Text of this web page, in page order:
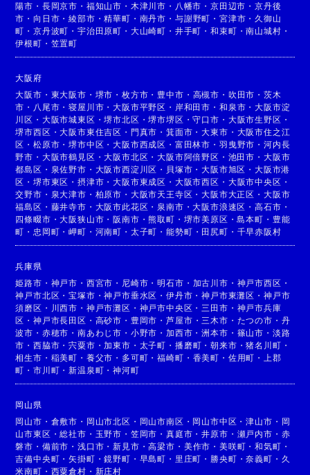
陽市 ・ 長岡京市 ・ 福知山市 ・ 木津川市 ・ 八幡市 ・京田辺市 ・京丹後
市 ・向日市 ・綾部市 ・精華町 ・ 南丹市 ・ 与謝野町 ・ 宮津市 ・ 久御山
町 ・京丹波町 ・宇治田原町 ・ 大山崎町 ・ 井手町 ・和束町 ・南山城村 ・
伊根町 ・ 笠置町
大阪府
大阪市 ・ 東大阪市 ・ 堺市 ・枚方市 ・ 豊中市 ・ 高槻市 ・ 吹田市 ・ 茨木
市 ・ 八尾市 ・寝屋川市 ・大阪市平野区 ・ 岸和田市 ・ 和泉市 ・大阪市淀
川区 ・ 大阪市城東区 ・堺市北区 ・堺市堺区 ・守口市 ・ 大阪市生野区 ・
堺市西区 ・大阪市東住吉区 ・ 門真市 ・箕面市 ・大東市 ・ 大阪市住之江
区 ・松原市 ・堺市中区 ・大阪市西成区 ・ 富田林市 ・ 羽曳野市 ・ 河内長
野市 ・ 大阪市鶴見区 ・大阪市北区 ・大阪市阿倍野区 ・ 池田市 ・ 大阪市
都島区 ・ 泉佐野市 ・ 大阪市西淀川区 ・ 貝塚市 ・大阪市旭区 ・大阪市港
区 ・堺市東区 ・摂津市 ・大阪市東成区 ・ 大阪市西区 ・ 大阪市中央区 ・
交野市 ・ 泉大津市 ・ 柏原市 ・ 大阪市天王寺区 ・大阪市大正区 ・ 大阪市
福島区 ・ 藤井寺市 ・ 大阪市此花区 ・ 泉南市 ・大阪市浪速区 ・高石市 ・
四條畷市 ・大阪狭山市 ・阪南市 ・熊取町 ・ 堺市美原区 ・島本町 ・ 豊能
町 ・ 忠岡町 ・岬町 ・ 河南町 ・ 太子町 ・能勢町 ・ 田尻町 ・ 千早赤阪村
兵庫県
姫路市 ・ 神戸市 ・ 西宮市 ・ 尼崎市 ・明石市 ・ 加古川市 ・ 神戸市西区 ・
神戸市北区 ・宝塚市 ・神戸市垂水区 ・伊丹市 ・神戸市東灘区 ・ 神戸市
須磨区 ・ 川西市 ・ 神戸市灘区 ・ 神戸市中央区 ・ 三田市 ・ 神戸市兵庫
区 ・神戸市長田区 ・ 高砂市 ・ 豊岡市 ・芦屋市 ・ 三木市 ・ たつの市 ・ 丹
波市 ・ 赤穂市 ・南あわじ市 ・ 小野市 ・加西市 ・洲本市 ・ 篠山市 ・ 淡路
市 ・西脇市 ・宍粟市 ・加東市 ・ 太子町 ・ 播磨町 ・朝来市 ・猪名川町 ・
相生市 ・ 稲美町 ・ 養父市 ・ 多可町 ・福崎町 ・ 香美町 ・ 佐用町 ・
上郡
町 ・市川町 ・新温泉町 ・神河町
岡山県
岡山市 ・ 倉敷市 ・ 岡山市北区 ・ 岡山市南区 ・ 岡山市中区 ・津山市 ・ 岡
山市東区 ・総社市 ・ 玉野市 ・ 笠岡市 ・真庭市 ・井原市 ・ 瀬戸内市 ・ 赤
磐市 ・ 備前市 ・浅口市 ・新見市 ・高梁市 ・ 美作市 ・ 美咲町 ・和気町 ・
吉備中央町 ・矢掛町 ・鏡野町 ・ 早島町 ・ 里庄町 ・ 勝央町 ・奈義町 ・ 久
米南町 ・ 西粟倉村 ・ 新庄村